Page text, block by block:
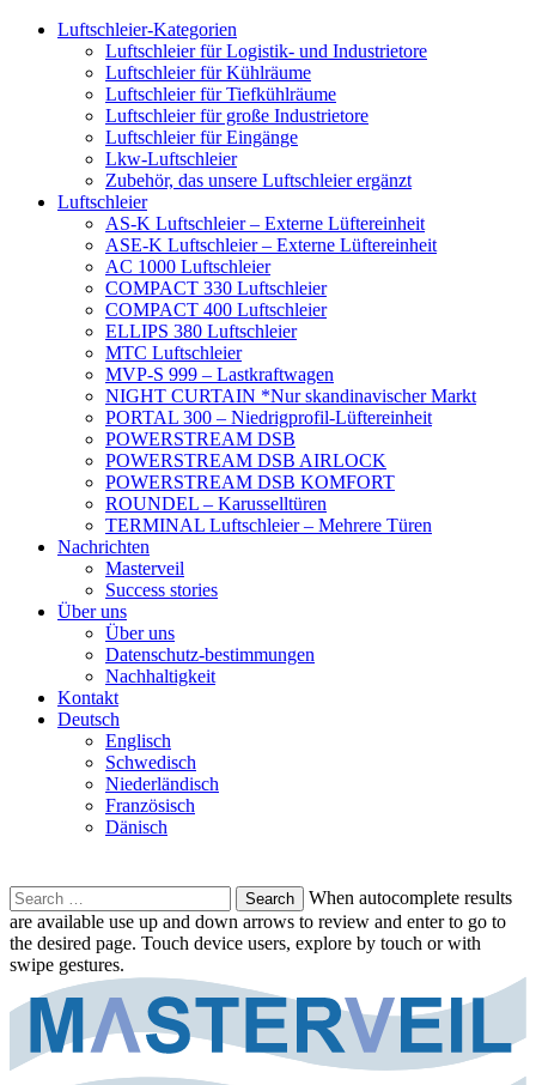
Luftschleier-Kategorien
Luftschleier für Logistik- und Industrietore
Luftschleier für Kühlräume
Luftschleier für Tiefkühlräume
Luftschleier für große Industrietore
Luftschleier für Eingänge
Lkw-Luftschleier
Zubehör, das unsere Luftschleier ergänzt
Luftschleier
AS-K Luftschleier – Externe Lüftereinheit
ASE-K Luftschleier – Externe Lüftereinheit
AC 1000 Luftschleier
COMPACT 330 Luftschleier
COMPACT 400 Luftschleier
ELLIPS 380 Luftschleier
MTC Luftschleier
MVP-S 999 – Lastkraftwagen
NIGHT CURTAIN *Nur skandinavischer Markt
PORTAL 300 – Niedrigprofil-Lüftereinheit
POWERSTREAM DSB
POWERSTREAM DSB AIRLOCK
POWERSTREAM DSB KOMFORT
ROUNDEL – Karusselltüren
TERMINAL Luftschleier – Mehrere Türen
Nachrichten
Masterveil
Success stories
Über uns
Über uns
Datenschutz-bestimmungen
Nachhaltigkeit
Kontakt
Deutsch
Englisch
Schwedisch
Niederländisch
Französisch
Dänisch
Search
for:
When autocomplete results
are available use up and down arrows to review and enter to go to
the desired page. Touch device users, explore by touch or with
swipe gestures.